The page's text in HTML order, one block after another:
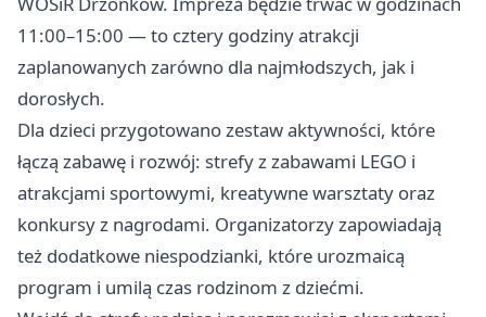
11:00–15:00 — to cztery godziny atrakcji
zaplanowanych zarówno dla najmłodszych, jak i
dorosłych.
Dla dzieci przygotowano zestaw aktywności, które
łączą zabawę i rozwój: strefy z zabawami LEGO i
atrakcjami sportowymi, kreatywne warsztaty oraz
konkursy z nagrodami. Organizatorzy zapowiadają
też dodatkowe niespodzianki, które urozmaicą
program i umilą czas rodzinom z dziećmi.